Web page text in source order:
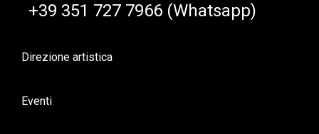
+39 351 727 7966 (Whatsapp)
Direzione artistica
Eventi